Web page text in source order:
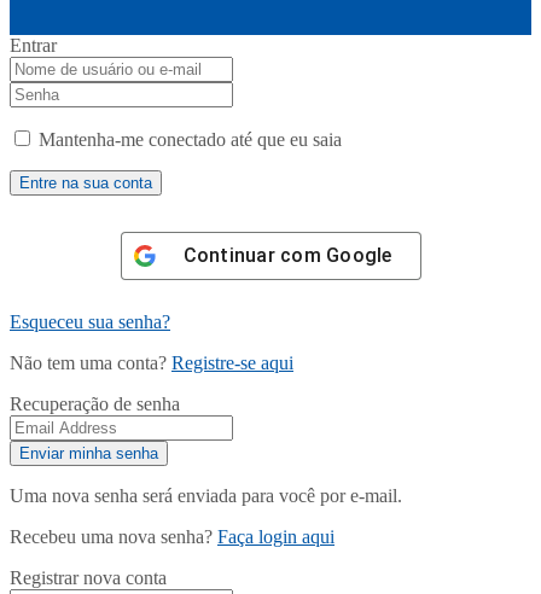
Entrar
Mantenha-me conectado até que eu saia
Continuar com Google
Esqueceu sua senha?
Não tem uma conta? Registre-se aqui
Recuperação de senha
Uma nova senha será enviada para você por e-mail.
Recebeu uma nova senha? Faça login aqui
Registrar nova conta